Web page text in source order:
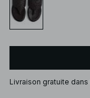
Livraison gratuite